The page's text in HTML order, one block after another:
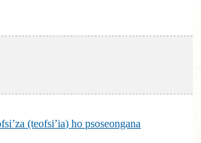
(teofsi’ia) ho psoseongana